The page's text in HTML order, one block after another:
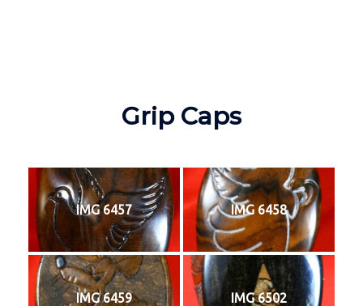
Grip Caps
IMG 6457 IMG 6458
IMG 6459 IMG 6502